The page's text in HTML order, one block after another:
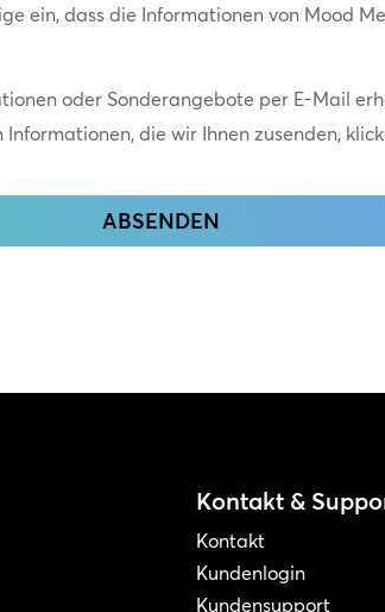
ein, dass die Informationen von Mood
oder Sonderangebote per E-Mail
die wir Ihnen zusenden,
Kontakt &
Kontakt
Kundenlogin
Kundensupport